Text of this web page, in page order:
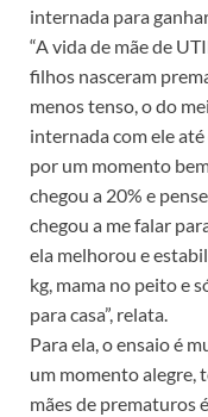
internada para
“A vida de mãe de
filhos nasceram
menos tenso, o do
internada com ele até
por um momento
chegou a 20% e
chegou a me falar
ela melhorou e
kg, mama no peito e
para casa”, relata.
Para ela, o ensaio é
um momento alegre,
mães de prematuros